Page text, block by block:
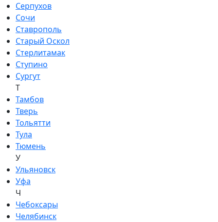
Серпухов
Сочи
Ставрополь
Старый Оскол
Стерлитамак
Ступино
Сургут
Т
Тамбов
Тверь
Тольятти
Тула
Тюмень
У
Ульяновск
Уфа
Ч
Чебоксары
Челябинск